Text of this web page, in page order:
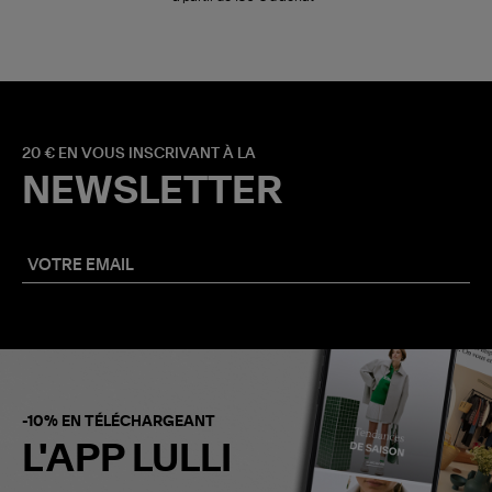
20 € EN VOUS INSCRIVANT À LA
NEWSLETTER
-10% EN TÉLÉCHARGEANT
L'APP LULLI